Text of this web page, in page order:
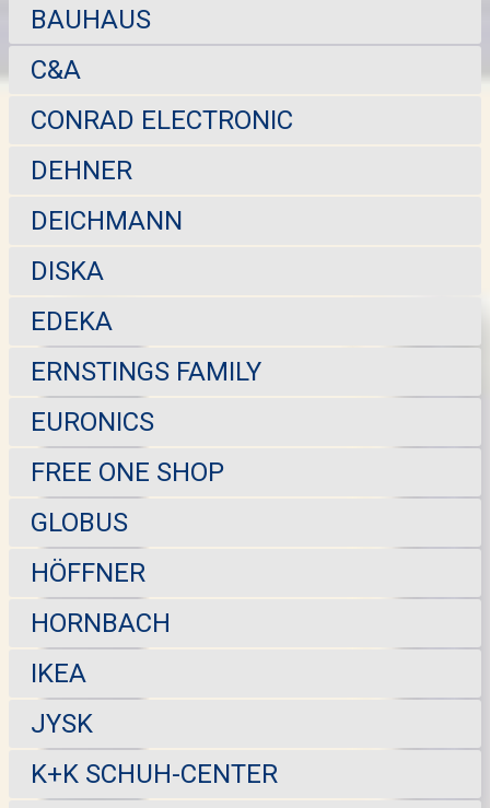
BAUHAUS
C&A
CONRAD ELECTRONIC
DEHNER
DEICHMANN
DISKA
EDEKA
ERNSTINGS FAMILY
EURONICS
FREE ONE SHOP
GLOBUS
HÖFFNER
HORNBACH
IKEA
JYSK
K+K SCHUH-CENTER